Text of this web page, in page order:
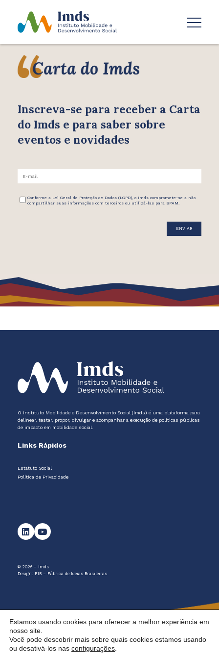
Inscreva-se para receber a Carta
do Imds e para saber sobre
eventos e novidades
Conforme a Lei Geral de Proteção de Dados (LGPD), o Imds compromete-se a não
compartilhar suas informações com terceiros ou utilizá-las para SPAM.
O Instituto Mobilidade e Desenvolvimento Social (Imds) é uma plataforma para
delinear, testar, propor, divulgar e acompanhar a execução de políticas públicas
de impacto em mobilidade social.
Links Rápidos
Estatuto Social
Política de Privacidade
© 2026 – Imds
Design: FIB – Fábrica de Ideias Brasileiras
Estamos usando cookies para oferecer a melhor experiência em
nosso site.
Você pode descobrir mais sobre quais cookies estamos usando
ou desativá-los nas configurações